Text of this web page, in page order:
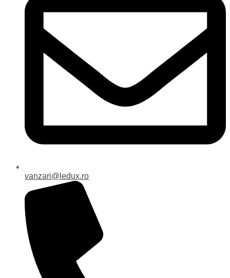
vanzari@ledux.ro